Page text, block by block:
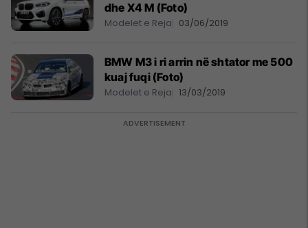
dhe X4 M (Foto)
Modelet e Reja 03/06/2019
BMW M3 i ri arrin në shtator me 500
kuaj fuqi (Foto)
Modelet e Reja 13/03/2019